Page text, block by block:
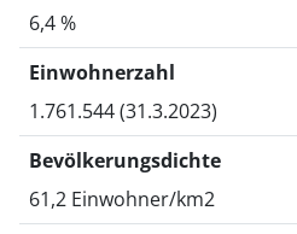
6,4 %
Einwohnerzahl
1.761.544 (31.3.2023)
Bevölkerungsdichte
61,2 Einwohner/km2